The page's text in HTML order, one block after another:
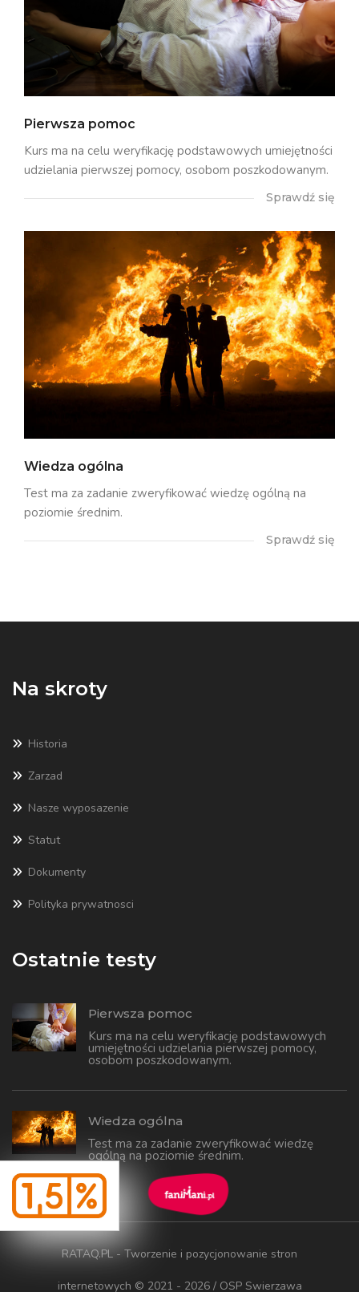
Pierwsza pomoc
Kurs ma na celu weryfikację podstawowych umiejętności
udzielania pierwszej pomocy, osobom poszkodowanym.
Sprawdź się
Wiedza ogólna
Test ma za zadanie zweryfikować wiedzę ogólną na
poziomie średnim.
Sprawdź się
Na skroty
Historia
Zarzad
Nasze wyposazenie
Statut
Dokumenty
Polityka prywatnosci
Ostatnie testy
Pierwsza pomoc
Kurs ma na celu weryfikację podstawowych
umiejętności udzielania pierwszej pomocy,
osobom poszkodowanym.
Wiedza ogólna
Test ma za zadanie zweryfikować wiedzę
ogólną na poziomie średnim.
RATAQ.PL - Tworzenie i pozycjonowanie stron
internetowych © 2021 - 2026 / OSP Swierzawa